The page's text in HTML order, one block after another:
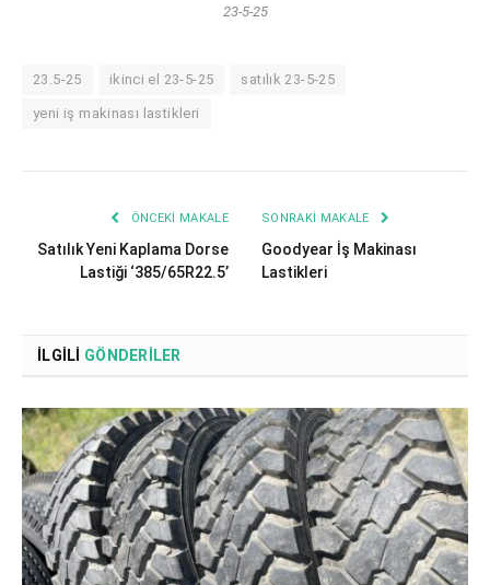
23-5-25
23.5-25 ikinci el 23-5-25 satılık 23-5-25
yeni iş makinası lastikleri
ÖNCEKI MAKALE
Satılık Yeni Kaplama Dorse
Lastiği ‘385/65R22.5’
SONRAKI MAKALE
Goodyear İş Makinası
Lastikleri
İLGILI GÖNDERILER